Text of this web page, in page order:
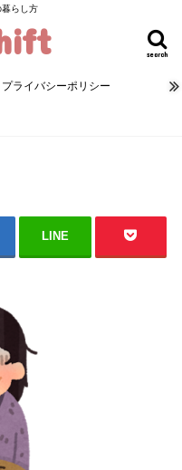
らし方
search
プライバシーポリシー
LINE